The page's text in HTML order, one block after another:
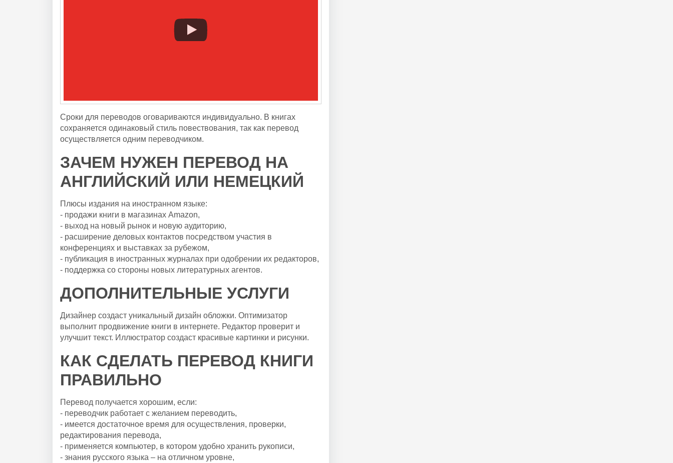
Сроки для переводов оговариваются индивидуально. В книгах
сохраняется одинаковый стиль повествования, так как перевод
осуществляется одним переводчиком.
ЗАЧЕМ НУЖЕН ПЕРЕВОД НА
АНГЛИЙСКИЙ ИЛИ НЕМЕЦКИЙ
Плюсы издания на иностранном языке:
- продажи книги в магазинах Amazon,
- выход на новый рынок и новую аудиторию,
- расширение деловых контактов посредством участия в
конференциях и выставках за рубежом,
- публикация в иностранных журналах при одобрении их редакторов,
- поддержка со стороны новых литературных агентов.
ДОПОЛНИТЕЛЬНЫЕ УСЛУГИ
Дизайнер создаст уникальный дизайн обложки. Оптимизатор
выполнит продвижение книги в интернете. Редактор проверит и
улучшит текст. Иллюстратор создаст красивые картинки и рисунки.
КАК СДЕЛАТЬ ПЕРЕВОД КНИГИ
ПРАВИЛЬНО
Перевод получается хорошим, если:
- переводчик работает с желанием переводить,
- имеется достаточное время для осуществления, проверки,
редактирования перевода,
- применяется компьютер, в котором удобно хранить рукописи,
- знания русского языка – на отличном уровне,